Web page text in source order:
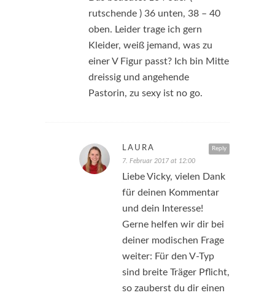
rutschende ) 36 unten, 38 – 40
oben. Leider trage ich gern
Kleider, weiß jemand, was zu
einer V Figur passt? Ich bin Mitte
dreissig und angehende
Pastorin, zu sexy ist no go.
Reply
LAURA
7. Februar 2017 at 12:00
Liebe Vicky, vielen Dank
für deinen Kommentar
und dein Interesse!
Gerne helfen wir dir bei
deiner modischen Frage
weiter: Für den V-Typ
sind breite Träger Pflicht,
so zauberst du dir einen